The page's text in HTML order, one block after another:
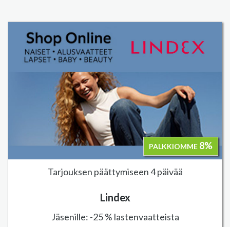
PALKKIOMME 8%
Tarjouksen päättymiseen 4 päivää
Lindex
Jäsenille: -25 % lastenvaatteista